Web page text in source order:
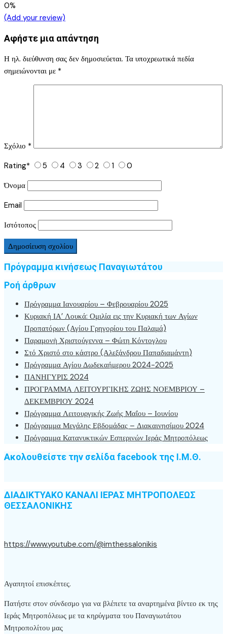
0%
(Add your review)
Αφήστε μια απάντηση
Η ηλ. διεύθυνση σας δεν δημοσιεύεται. Τα υποχρεωτικά πεδία
σημειώνονται με *
Σχόλιο *
Rating* 5 4 3 2 1
0
Όνομα
Email
Ιστότοπος
Πρόγραμμα κινήσεως Παναγιωτάτου
Ροή άρθρων
Πρόγραμμα Ιανουαρίου – Φεβρουαρίου 2025
Κυριακή ΙΑ’ Λουκά: Ομιλία εις την Κυριακή των Αγίων
Προπατόρων (Αγίου Γρηγορίου του Παλαμά)
Παραμονὴ Χριστούγεννα – Φώτη Κόντογλου
Στό Χριστό στο κάστρο (Αλεξάνδρου Παπαδιαμάντη)
Πρόγραμμα Αγίου Δωδεκαήμερου 2024-2025
ΠΑΝΗΓΥΡΙΣ 2024
ΠΡΟΓΡΑΜΜΑ ΛΕΙΤΟΥΡΓΙΚΗΣ ΖΩΗΣ ΝΟΕΜΒΡΙΟΥ –
ΔΕΚΕΜΒΡΙΟΥ 2024
Πρόγραμμα Λειτουργικής Ζωής Μαΐου – Ιουνίου
Πρόγραμμα Μεγάλης Εβδομάδας – Διακαινησίμου 2024
Πρόγραμμα Κατανυκτικών Εσπερινών Ιεράς Μητροπόλεως
Ακολουθείστε την σελίδα facebook της Ι.Μ.Θ.
ΔΙΑΔΙΚΤΥΑΚΟ ΚΑΝΑΛΙ ΙΕΡΑΣ ΜΗΤΡΟΠΟΛΕΩΣ
ΘΕΣΣΑΛΟΝΙΚΗΣ
https://www.youtube.com/@imthessalonikis
Αγαπητοί επισκέπτες.
Πατήστε στον σύνδεσμο για να βλέπετε τα αναρτημένα βίντεο εκ της
Ιεράς Μητροπόλεως με τα κηρύγματα του Παναγιωτάτου
Μητροπολίτου μας